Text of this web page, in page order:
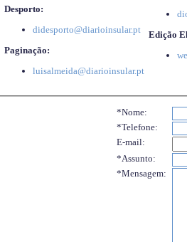
Desporto:
didesporto@diarioinsular.pt
Paginação:
luisalmeida@diarioinsular.pt
Edição
*Nome:
*Telefone:
E-mail:
*Assunto:
*Mensagem: